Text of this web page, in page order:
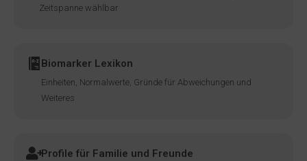
Zeitspanne wählbar
Biomarker Lexikon
Einheiten, Normalwerte, Gründe für Abweichungen und
Weiteres
Profile für Familie und Freunde